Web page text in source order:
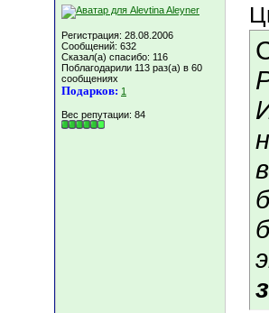
Регистрация: 28.08.2006
Сообщений: 632
Сказал(а) спасибо: 116
Поблагодарили 113 раз(а) в 60
сообщениях
Подарков: 1
Вес репутации: 84